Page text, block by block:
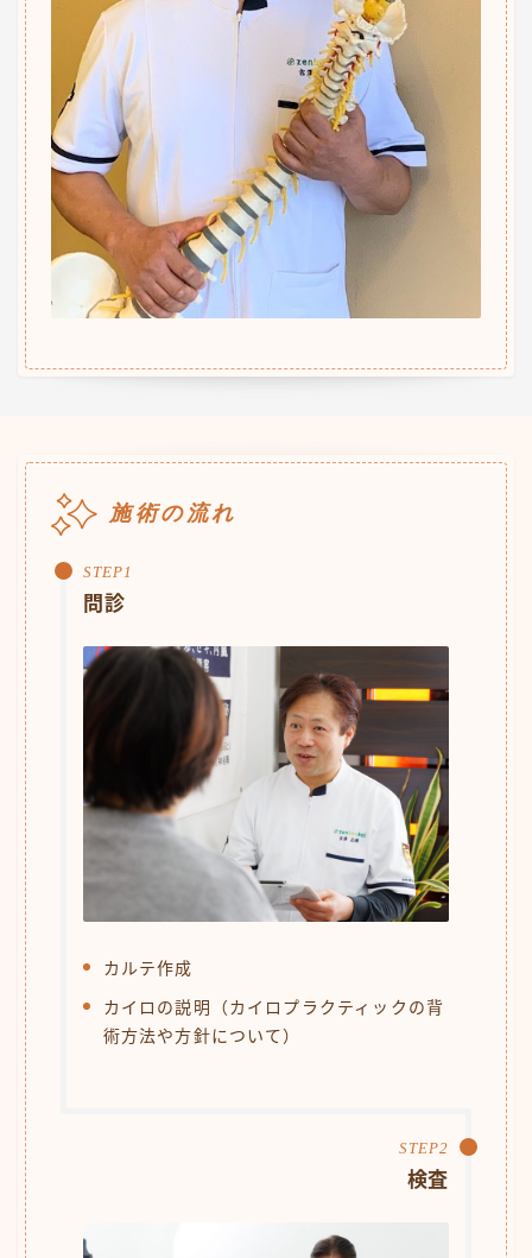
施術の流れ
問診
カルテ作成
カイロの説明（カイロプラクティックの背
術方法や方針について）
検査